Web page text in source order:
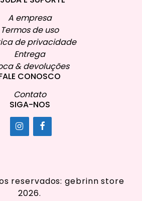
A empresa
Termos de uso
de privacidade
Entrega
& devoluções
CONOSCO
Contato
SIGA-NOS
reservados: gebrinn store
2026.